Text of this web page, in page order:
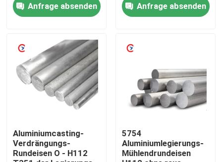
Videos
Über uns
Qualitätskontrolle
Anfrage absenden
Anfrage absenden
Aluminiumcasting-
Verdrängungs-
Rundeisen O - H112
5754
Aluminiumlegierungs-
Mühlendrundeisen